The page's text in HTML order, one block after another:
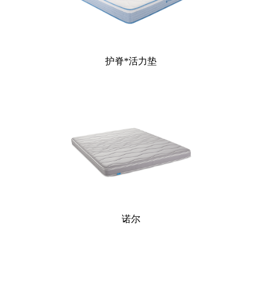
护脊*活力垫
诺尔